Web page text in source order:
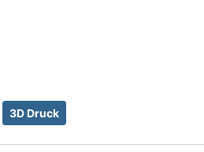
3D Druck